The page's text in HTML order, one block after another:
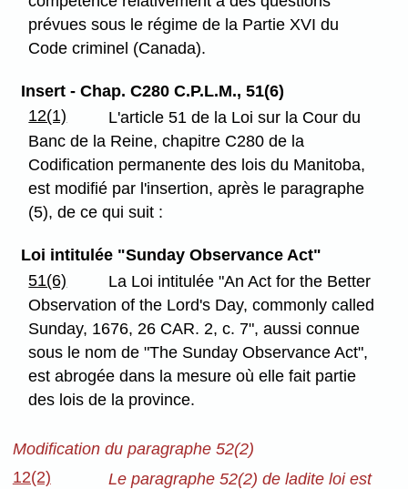
prévues sous le régime de la Partie XVI du
Code criminel (Canada).
Insert - Chap. C280 C.P.L.M., 51(6)
12(1)
L'article 51 de la Loi sur la Cour du
Banc de la Reine, chapitre C280 de la
Codification permanente des lois du Manitoba,
est modifié par l'insertion, après le paragraphe
(5), de ce qui suit :
Loi intitulée "Sunday Observance Act"
51(6)
La Loi intitulée "An Act for the Better
Observation of the Lord's Day, commonly called
Sunday, 1676, 26 CAR. 2, c. 7", aussi connue
sous le nom de "The Sunday Observance Act",
est abrogée dans la mesure où elle fait partie
des lois de la province.
Modification du paragraphe 52(2)
12(2)
Le paragraphe 52(2) de ladite loi est